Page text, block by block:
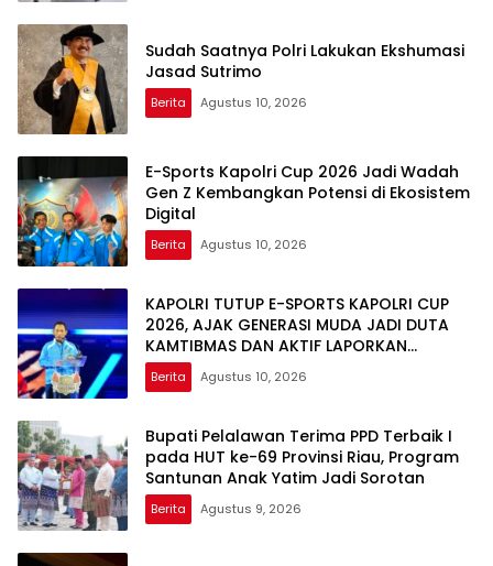
Sudah Saatnya Polri Lakukan Ekshumasi
Jasad Sutrimo
Berita Agustus 10, 2026
E-Sports Kapolri Cup 2026 Jadi Wadah
Gen Z Kembangkan Potensi di Ekosistem
Digital
Berita Agustus 10, 2026
KAPOLRI TUTUP E-SPORTS KAPOLRI CUP
2026, AJAK GENERASI MUDA JADI DUTA
KAMTIBMAS DAN AKTIF LAPORKAN
GANGGUAN KE 110
Berita Agustus 10, 2026
Bupati Pelalawan Terima PPD Terbaik I
pada HUT ke-69 Provinsi Riau, Program
Santunan Anak Yatim Jadi Sorotan
Berita Agustus 9, 2026